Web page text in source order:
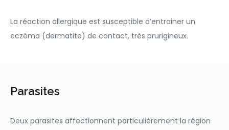
La réaction allergique est susceptible d’entrainer un
eczéma (dermatite) de contact, très prurigineux.
Parasites
Deux parasites affectionnent particulièrement la région